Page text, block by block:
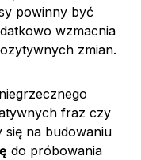
powinny być
wzmacnia
zmian.
fraz czy
się na budowaniu
do próbowania